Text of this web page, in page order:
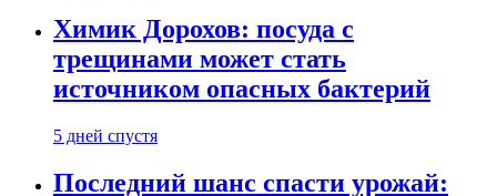
Химик Дорохов: посуда с
трещинами может стать
источником опасных бактерий
5 дней спустя
Последний шанс спасти урожай: